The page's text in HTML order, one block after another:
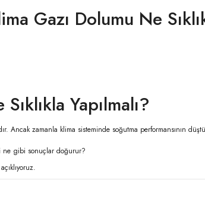
Gazı Dolumu Ne
Yapılmalı?
Ancak zamanla klima sisteminde soğutma performansının
ne gibi sonuçlar doğurur?